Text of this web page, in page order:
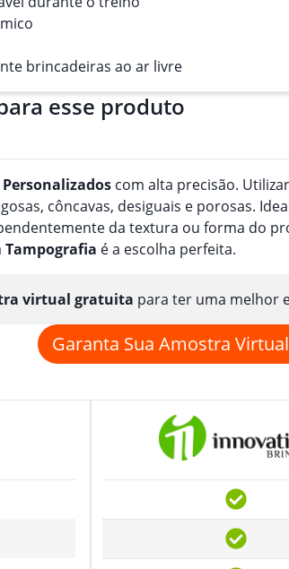
brincadeiras ao ar livre
esse produto
Personalizados com alta precisão.
côncavas, desiguais e porosas.
da textura ou forma do
Tampografia é a escolha perfeita.
virtual gratuita para ter uma melhor
Garanta Sua Amostra